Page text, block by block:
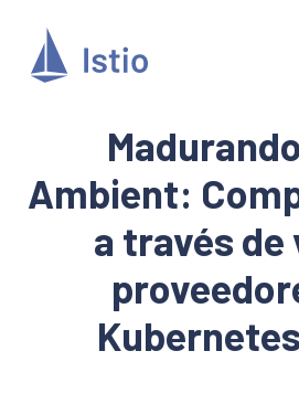
Ambient:
a través de